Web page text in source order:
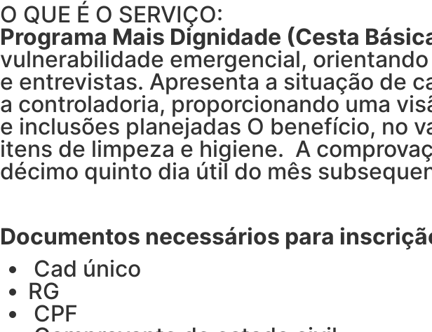
O QUE É O SERVIÇO:
Programa Mais Dignidade (Cesta
vulnerabilidade emergencial,
e entrevistas. Apresenta a situação de
a controladoria, proporcionando uma
e inclusões planejadas O benefício, no
itens de limpeza e higiene. A
décimo quinto dia útil do mês
Documentos necessários para
Cad único
RG
CPF